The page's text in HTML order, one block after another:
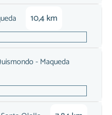
10,4 km
- Maqueda